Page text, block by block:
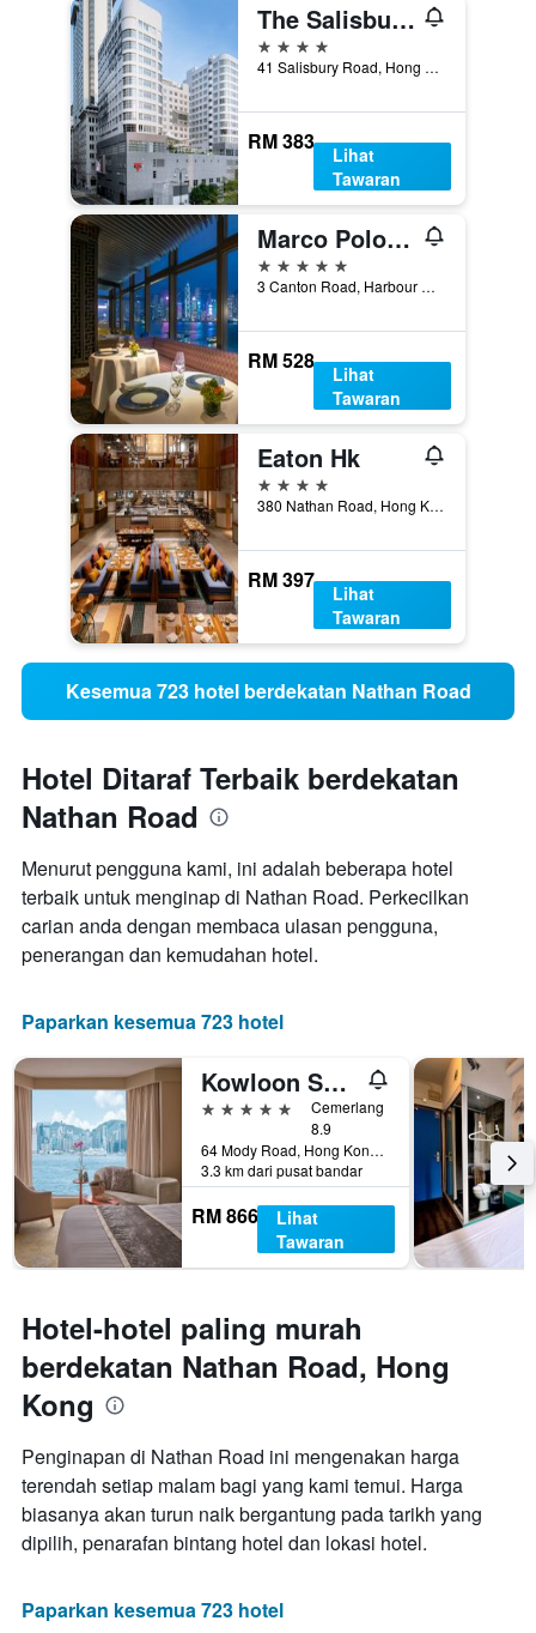
The Salisbury - Ymca Of Hong Kong
4 bintang
41 Salisbury Road, Hong Kong, Hong Kong
RM 383
Lihat
Tawaran
Marco Polo Hongkong Hotel
5 bintang
3 Canton Road, Harbour City, Hong Kong, Hong Kong
RM 528
Lihat
Tawaran
Eaton Hk
4 bintang
380 Nathan Road, Hong Kong, Hong Kong
RM 397
Lihat
Tawaran
Kesemua 723 hotel berdekatan Nathan Road
Hotel Ditaraf Terbaik berdekatan
Nathan Road
Menurut pengguna kami, ini adalah beberapa hotel
terbaik untuk menginap di Nathan Road. Perkecilkan
carian anda dengan membaca ulasan pengguna,
penerangan dan kemudahan hotel.
Paparkan kesemua 723 hotel
Kowloon Shangri-La, Hong Kong
5 bintang
Cemerlang
8.9
64 Mody Road, Hong Kong, Hong Kong
3.3 km dari pusat bandar
RM 866
Lihat
Tawaran
Hotel-hotel paling murah
berdekatan Nathan Road, Hong
Kong
Penginapan di Nathan Road ini mengenakan harga
terendah setiap malam bagi yang kami temui. Harga
biasanya akan turun naik bergantung pada tarikh yang
dipilih, penarafan bintang hotel dan lokasi hotel.
Paparkan kesemua 723 hotel